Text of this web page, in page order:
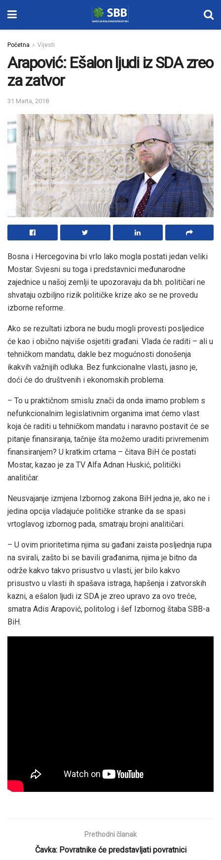
Početna Vijesti
Arapović: Ešalon ljudi iz SDA zreo
za zatvor
31 Marta, 2018
Bosna i Hercegovina bi vrlo lako mogla postati jedan veliki
Mostar. Svjesni su toga i predstavnici međunarodne
zajednice u našoj zemlji te upozoravaju da bh. političari ne
shvataju ozbiljno rizik političke krize ako se ne provedu
izborne reforme.
Ako se rezultati izbora ne budu mogli provesti posljedice
će kao i obično najviše osjetiti građani. Vlada će raditi – ali u
tehničkom mandatu, dakle bez mogućnosti donošenja
ikakvih važnijih odluka. Bez funkcionalne vlasti, jasno je,
doći će do društvenih i ekonomskih problema.
– To u praktičnom smislu znači da onda imamo problem s
nefunkcionalnim legislativnim organima imat ćemo vlast
koja će raditi u tehničkom mandatu i naravno postavit će se
pitanje finansiranja, tačnije šta možemo uraditi privremenim
finansiranjem? U kratkim crtama – čitava BiH će postati
Mostar, kazao je za TV Alfa Adnan Huskić, politički
analitičar.
Neusvajanje izmjena Izbornog zakona BiH jedna je, ako ne i
jedina opcija vladajuće političke stranke da se spasi
vrtoglavog izbornog pada, smatraju brojni analitičari.
– U ovim prioritetima njima su gađani zaista posljednja rupa
na svirali, zašto bi se bavili građanima, njima je bitno da
održe kakvo takvo prisustvo u vlasti, jer bilo kakvo
prisustvo u vlasti ih spašava istraga, hapšenja i zatvorskih
kazni, a ešalon ljudi iz SDA je zreo upravo za ovo treće,
smatra Adis Arapović, politolog i šef Izbornog štaba SBB-a
BiH.
Prethodni članak
Čavka: Povratnike će predstavljati povratnici